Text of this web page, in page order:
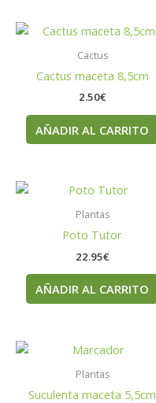
Cactus
Cactus maceta 8,5cm
2.50€
AÑADIR AL CARRITO
Plantas
Poto Tutor
22.95€
AÑADIR AL CARRITO
Plantas
Suculenta maceta 5,5cm